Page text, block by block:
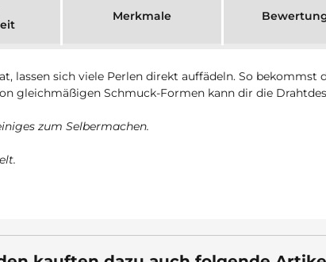
Merkmale
lassen sich viele Perlen direkt auffädeln. So bekommst
gleichmäßigen Schmuck-Formen kann dir die
zum Selbermachen.